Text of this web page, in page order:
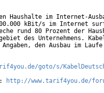
Haushalte im Internet-
kBit/s im Internet
rund 80 Prozent der
des Unternehmens.
den Ausbau im
goto/s/
http://www.tarif4you.de/